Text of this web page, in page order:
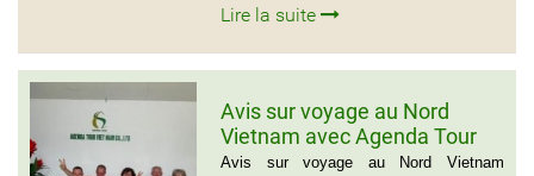
Lire la suite
Avis sur voyage au Nord
Vietnam avec Agenda Tour
Vietnam
Avis sur voyage au Nord Vietnam